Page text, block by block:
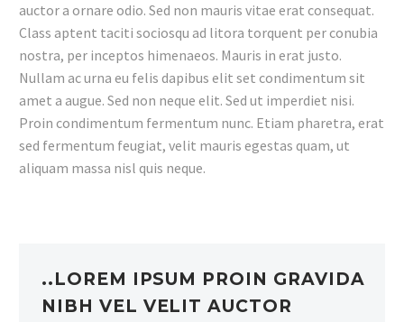
auctor a ornare odio. Sed non mauris vitae erat consequat.
Class aptent taciti sociosqu ad litora torquent per conubia
nostra, per inceptos himenaeos. Mauris in erat justo.
Nullam ac urna eu felis dapibus elit set condimentum sit
amet a augue. Sed non neque elit. Sed ut imperdiet nisi.
Proin condimentum fermentum nunc. Etiam pharetra, erat
sed fermentum feugiat, velit mauris egestas quam, ut
aliquam massa nisl quis neque.
..LOREM IPSUM PROIN GRAVIDA
NIBH VEL VELIT AUCTOR